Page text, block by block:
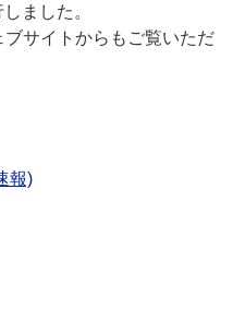
ました。
ブサイトからもご覧いただ
報)